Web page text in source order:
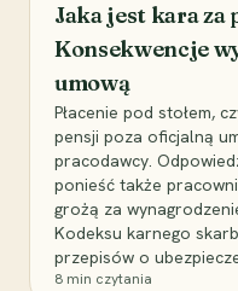
Jaka jest kara za
Konsekwencje
umową
Płacenie pod stołem,
pensji poza oficjalną
pracodawcy.
ponieść także
grożą za
Kodeksu karnego
przepisów o
8 min czytania